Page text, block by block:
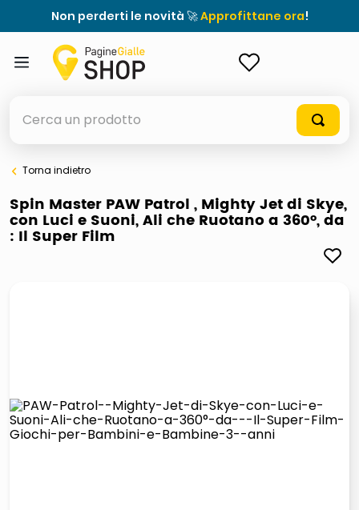
Non perderti le novità 🚀Approfittane ora!
elenchi telefonici
meme
pattumiera raccolta differenziata
Torna indietro
Spin Master PAW Patrol , Mighty Jet di Skye,
con Luci e Suoni, Ali che Ruotano a 360°, da
: Il Super Film